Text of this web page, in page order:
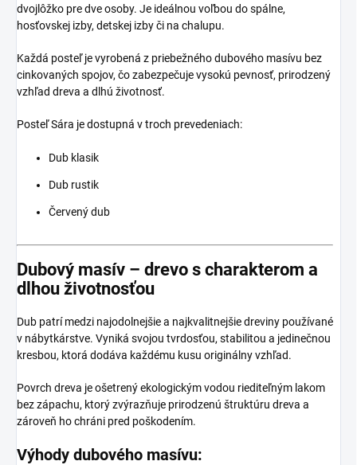
dvojlôžko pre dve osoby. Je ideálnou voľbou do spálne,
hosťovskej izby, detskej izby či na chalupu.
Každá posteľ je vyrobená z priebežného dubového masívu bez
cinkovaných spojov, čo zabezpečuje vysokú pevnosť, prirodzený
vzhľad dreva a dlhú životnosť.
Posteľ Sára je dostupná v troch prevedeniach:
Dub klasik
Dub rustik
Červený dub
Dubový masív – drevo s charakterom a
dlhou životnosťou
Dub patrí medzi najodolnejšie a najkvalitnejšie dreviny používané
v nábytkárstve. Vyniká svojou tvrdosťou, stabilitou a jedinečnou
kresbou, ktorá dodáva každému kusu originálny vzhľad.
Povrch dreva je ošetrený ekologickým vodou riediteľným lakom
bez zápachu, ktorý zvýrazňuje prirodzenú štruktúru dreva a
zároveň ho chráni pred poškodením.
Výhody dubového masívu: